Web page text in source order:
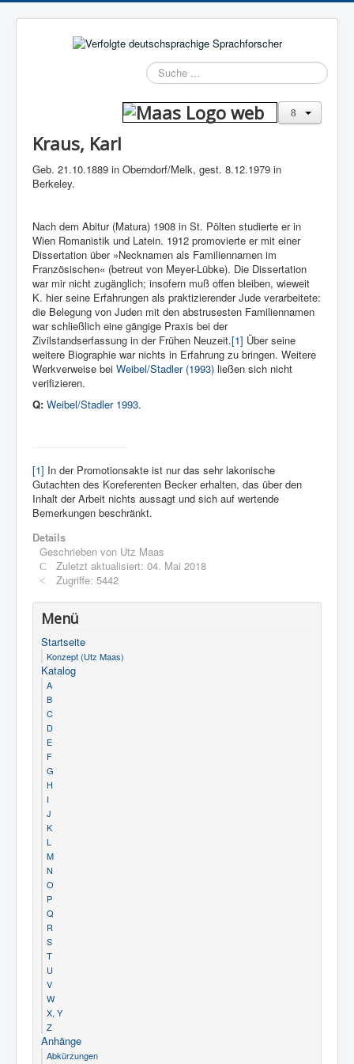
Suchen
Kraus, Karl
Geb. 21.10.1889 in Oberndorf/Melk, gest. 8.12.1979 in
Berkeley.
Nach dem Abitur (Matura) 1908 in St. Pölten studierte er in
Wien Romanistik und Latein. 1912 promovierte er mit einer
Dissertation über »Necknamen als Familiennamen im
Französischen« (betreut von Meyer-Lübke). Die Dissertation
war mir nicht zugänglich; insofern muß offen bleiben, wieweit
K. hier seine Erfahrungen als praktizierender Jude verarbeitete:
die Belegung von Juden mit den abstrusesten Familiennamen
war schließlich eine gängige Praxis bei der
Zivilstandserfassung in der Frühen Neuzeit.[1] Über seine
weitere Biographie war nichts in Erfahrung zu bringen. Weitere
Werkverweise bei Weibel/Stadler (1993) ließen sich nicht
verifizieren.
Q: Weibel/Stadler 1993.
[1] In der Promotionsakte ist nur das sehr lakonische
Gutachten des Koreferenten Becker erhalten, das über den
Inhalt der Arbeit nichts aussagt und sich auf wertende
Bemerkungen beschränkt.
Details
Geschrieben von Utz Maas
Zuletzt aktualisiert: 04. Mai 2018
Zugriffe: 5442
Menü
Startseite
Konzept (Utz Maas)
Katalog
A
B
C
D
E
F
G
H
I
J
K
L
M
N
O
P
Q
R
S
T
U
V
W
X, Y
Z
Anhänge
Abkürzungen